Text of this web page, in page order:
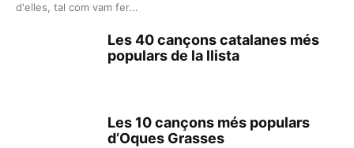
d'elles, tal com vam fer...
Les 40 cançons catalanes més
populars de la llista
Les 10 cançons més populars
d’Oques Grasses